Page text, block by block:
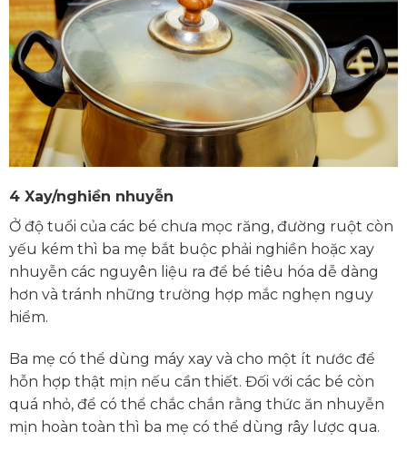
4 Xay/nghiền nhuyễn
Ở độ tuổi của các bé chưa mọc răng, đường ruột còn
yếu kém thì ba mẹ bắt buộc phải nghiền hoặc xay
nhuyễn các nguyên liệu ra để bé tiêu hóa dễ dàng
hơn và tránh những trường hợp mắc nghẹn nguy
hiểm.
Ba mẹ có thể dùng máy xay và cho một ít nước để
hỗn hợp thật mịn nếu cần thiết. Đối với các bé còn
quá nhỏ, để có thể chắc chắn rằng thức ăn nhuyễn
mịn hoàn toàn thì ba mẹ có thể dùng rây lược qua.